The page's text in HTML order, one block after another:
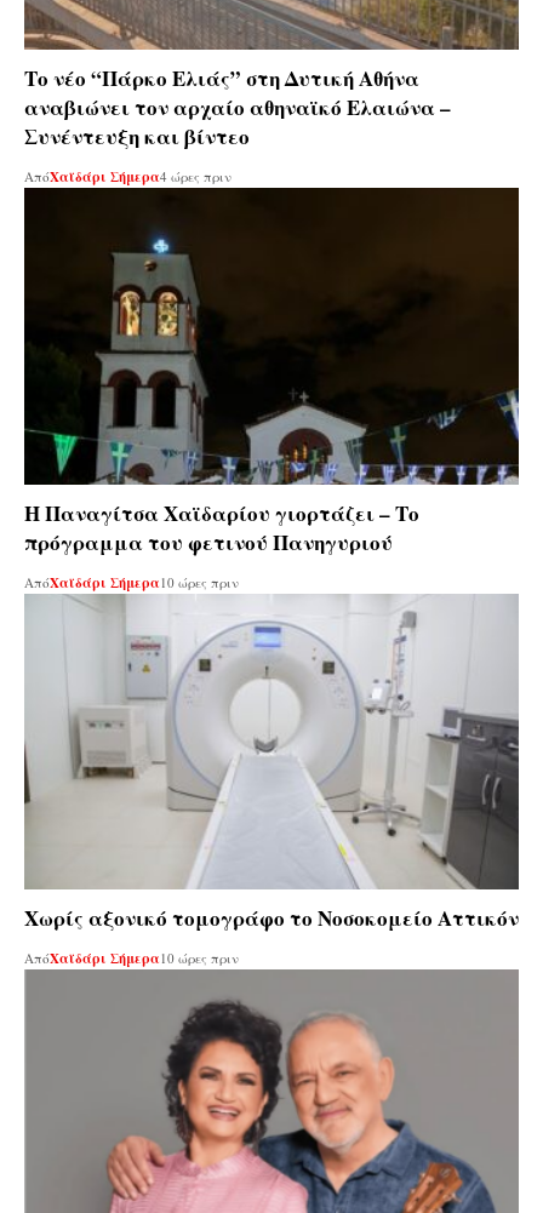
Το νέο “Πάρκο Ελιάς” στη Δυτική Αθήνα
αναβιώνει τον αρχαίο αθηναϊκό Ελαιώνα –
Συνέντευξη και βίντεο
ΑπόΧαϊδάρι Σήμερα4 ώρες πριν
Η Παναγίτσα Χαϊδαρίου γιορτάζει – Το
πρόγραμμα του φετινού Πανηγυριού
ΑπόΧαϊδάρι Σήμερα 10 ώρες πριν
Χωρίς αξονικό τομογράφο το Νοσοκομείο Αττικόν
ΑπόΧαϊδάρι Σήμερα10 ώρες πριν